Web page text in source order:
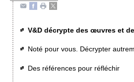
V&D décrypte des œuvres et
Noté pour vous. Décrypter
Des références pour réfléchir